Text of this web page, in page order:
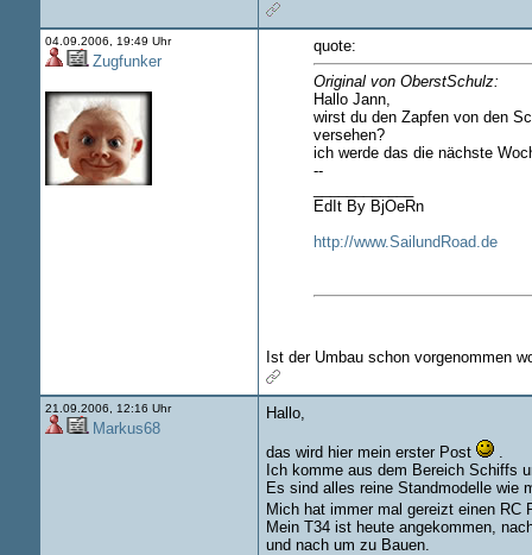
04.09.2006, 19:49 Uhr
Zugfunker
quote:
Original von OberstSchulz:
Hallo Jann,
wirst du den Zapfen von den
versehen?
ich werde das die nächste
--
EdIt By BjOeRn
http://www.SailundRoad.de
Ist der Umbau schon vorgenommen
21.09.2006, 12:16 Uhr
Markus68
Hallo,
das wird hier mein erster Post
.
Ich komme aus dem Bereich Schiffs
Es sind alles reine Standmodelle wie
Mich hat immer mal gereizt einen RC
Mein T34 ist heute angekommen,
und nach um zu Bauen.